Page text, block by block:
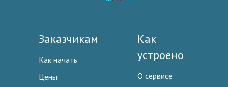
Заказчикам
Как начать
Цены
Как
устроено
О сервисе